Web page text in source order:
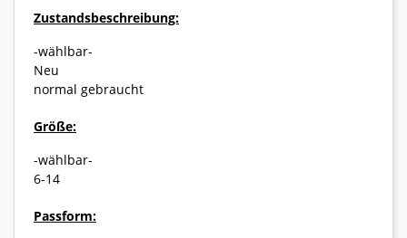
Zustandsbeschreibung:
-wählbar-
Neu
normal gebraucht
Größe:
-wählbar-
6-14
Passform: